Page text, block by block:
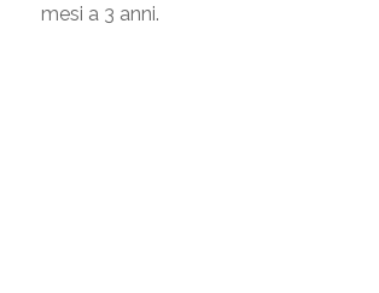
mesi a 3 anni.